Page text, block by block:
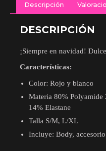
Descripción
DESCRIPCIÓN
¡Siempre en navidad!
Características:
Color: Rojo y blanco
Materia 80% Polyamide
14% Elastane
Talla S/M, L/XL
Incluye: Body,